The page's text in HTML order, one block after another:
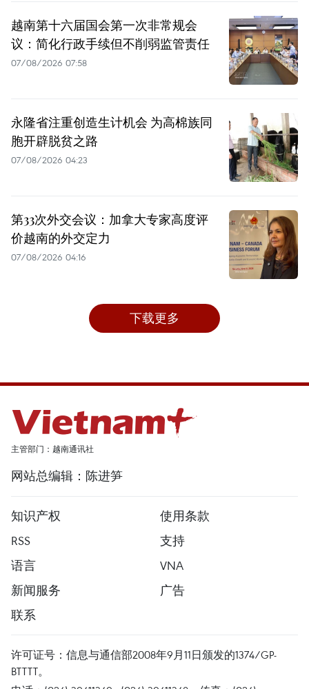
越南第十六届国会第一次非常规会
议：简化行政手续但不削弱监管责任
07/08/2026 07:58
永隆省注重创造生计机会 为高棉族同
胞开辟脱贫之路
07/08/2026 04:23
第33次外交会议：加拿大专家高度评
价越南的外交定力
07/08/2026 04:16
下载更多
主管部门：越南通讯社
网站总编辑：陈进笋
知识产权
使用条款
RSS
支持
语言
VNA
新闻服务
广告
联系
许可证号：信息与通信部2008年9月11日颁发的1374/GP-
BTTTT。